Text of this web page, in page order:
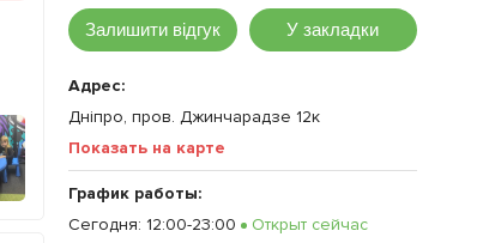
Залишити відгук У закладки
Адрес:
Дніпро, пров. Джинчарадзе 12к
Показать на карте
График работы:
Сегодня: 12:00-23:00
Открыт сейчас